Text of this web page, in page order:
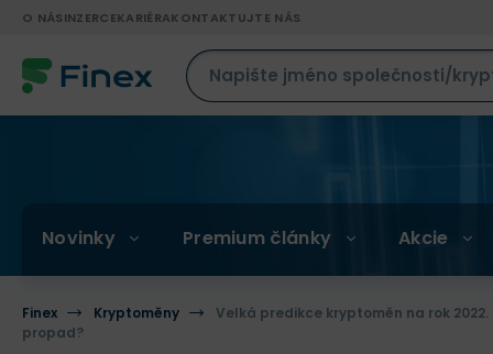
O NÁSINZERCEKARIÉRAKONTAKTUJTE NÁS
Novinky Premium články Akcie
Finex Kryptoměny
Velká predikce kryptoměn na rok
propad?